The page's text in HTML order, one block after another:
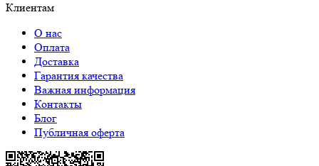
Клиентам
О нас
Оплата
Доставка
Гарантия качества
Важная информация
Контакты
Блог
Публичная оферта